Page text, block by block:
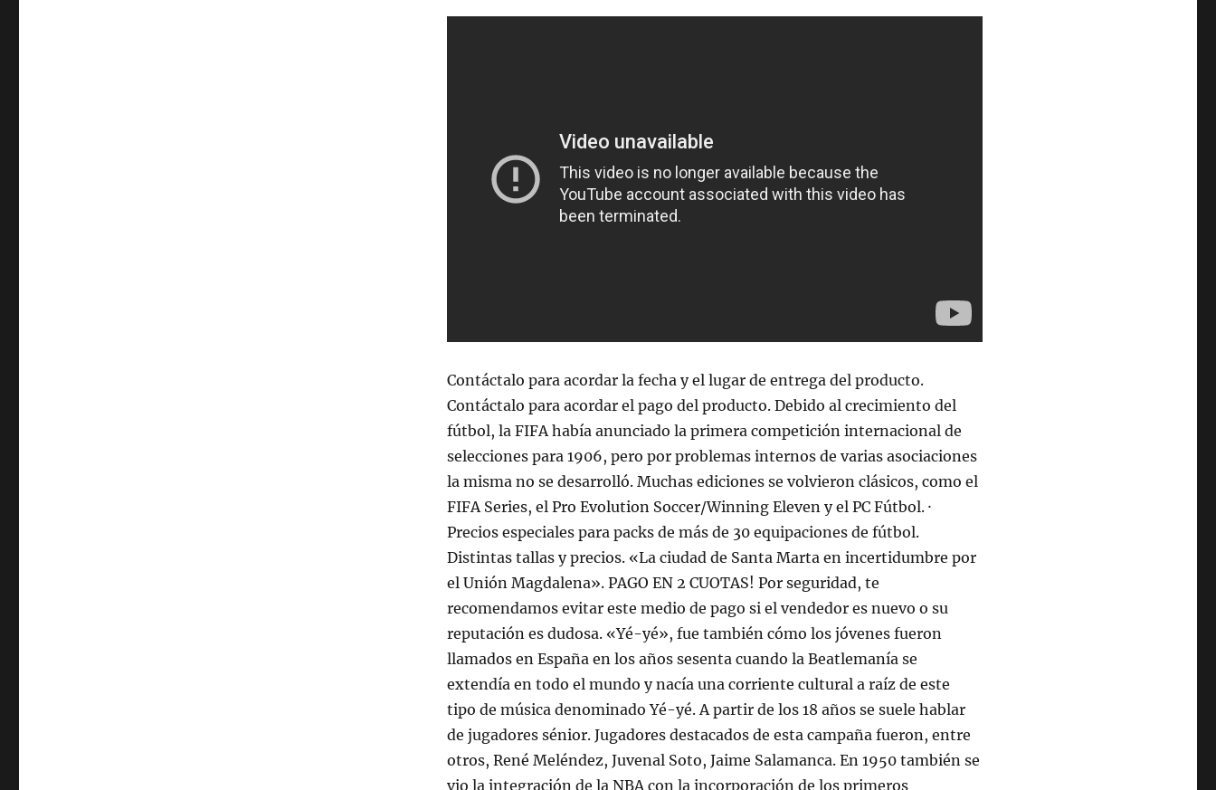
Contáctalo para acordar la fecha y el lugar de entrega del producto.
Contáctalo para acordar el pago del producto. Debido al crecimiento del
fútbol, la FIFA había anunciado la primera competición internacional de
selecciones para 1906, pero por problemas internos de varias asociaciones
la misma no se desarrolló. Muchas ediciones se volvieron clásicos, como el
FIFA Series, el Pro Evolution Soccer/Winning Eleven y el PC Fútbol. ·
Precios especiales para packs de más de 30 equipaciones de fútbol.
Distintas tallas y precios. «La ciudad de Santa Marta en incertidumbre por
el Unión Magdalena». PAGO EN 2 CUOTAS! Por seguridad, te
recomendamos evitar este medio de pago si el vendedor es nuevo o su
reputación es dudosa. «Yé-yé», fue también cómo los jóvenes fueron
llamados en España en los años sesenta cuando la Beatlemanía se
extendía en todo el mundo y nacía una corriente cultural a raíz de este
tipo de música denominado Yé-yé. A partir de los 18 años se suele hablar
de jugadores sénior. Jugadores destacados de esta campaña fueron, entre
otros, René Meléndez, Juvenal Soto, Jaime Salamanca. En 1950 también se
vio la integración de la NBA con la incorporación de los primeros